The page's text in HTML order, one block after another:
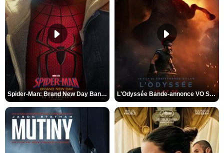
Spider-Man: Brand New Day Bande-annonce VO STFR L'Odyssée Bande-annonce VO STFR